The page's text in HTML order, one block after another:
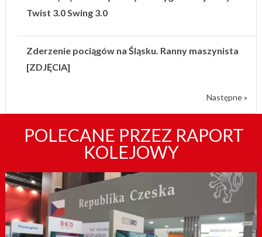
Twist 3.0 Swing 3.0
Zderzenie pociągów na Śląsku. Ranny maszynista
[ZDJĘCIA]
Następne »
POLECANE PRZEZ RAPORT
KOLEJOWY